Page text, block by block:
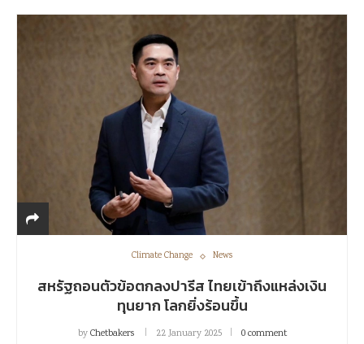
Climate Change News
สหรัฐถอนตัวข้อตกลงปารีส ไทยเข้าถึงแหล่งเงิน
ทุนยาก โลกยิ่งร้อนขึ้น
byChetbakers 22 January 2025 0 comment